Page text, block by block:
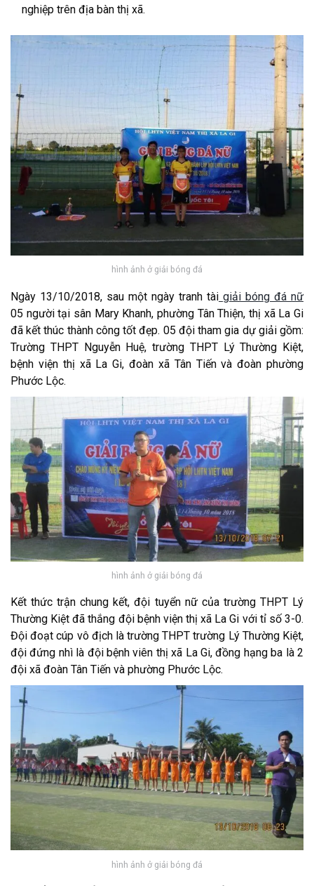
nghiệp trên địa bàn thị xã.
hình ảnh ở giải bóng đá
Ngày 13/10/2018, sau một ngày tranh tài giải bóng đá nữ
05 người tại sân Mary Khanh, phường Tân Thiện, thị xã La Gi
đã kết thúc thành công tốt đẹp. 05 đội tham gia dự giải gồm:
Trường THPT Nguyễn Huệ, trường THPT Lý Thường Kiệt,
bệnh viện thị xã La Gi, đoàn xã Tân Tiến và đoàn phường
Phước Lộc.
hình ảnh ở giải bóng đá
Kết thức trận chung kết, đội tuyển nữ của trường THPT Lý
Thường Kiệt đã thắng đội bệnh viện thị xã La Gi với tỉ số 3-0.
Đội đoạt cúp vô địch là trường THPT trường Lý Thường Kiệt,
đội đứng nhì là đội bệnh viên thị xã La Gi, đồng hạng ba là 2
đội xã đoàn Tân Tiến và phường Phước Lộc.
hình ảnh ở giải bóng đá